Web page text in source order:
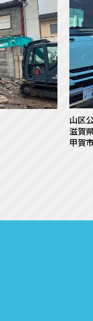
山区
滋賀
甲賀